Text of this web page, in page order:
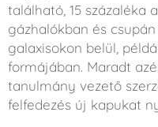
található, 15 százaléka
gázhalókban és
galaxisokon belül,
formájában. Maradt
tanulmány vezető
felfedezés új kapukat